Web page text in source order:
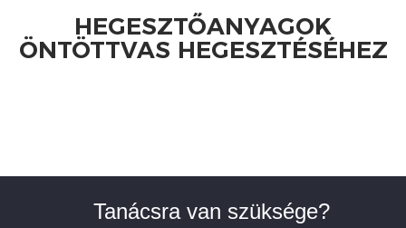
HEGESZTŐANYAGOK
ÖNTÖTTVAS HEGESZTÉSÉHEZ
Tanácsra van szüksége?